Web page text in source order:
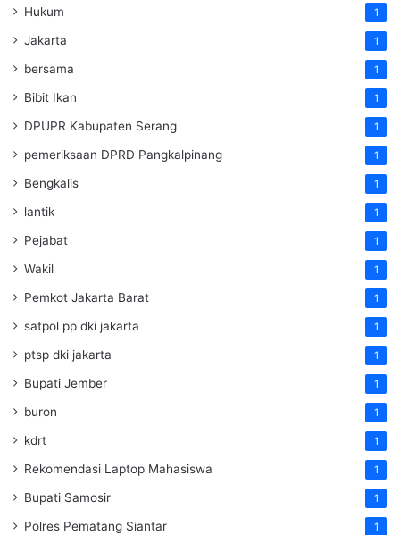
Hukum 1
Jakarta 1
bersama 1
Bibit Ikan 1
DPUPR Kabupaten Serang 1
pemeriksaan DPRD Pangkalpinang 1
Bengkalis 1
lantik 1
Pejabat 1
Wakil 1
Pemkot Jakarta Barat 1
satpol pp dki jakarta 1
ptsp dki jakarta 1
Bupati Jember 1
buron 1
kdrt 1
Rekomendasi Laptop Mahasiswa 1
Bupati Samosir 1
Polres Pematang Siantar 1